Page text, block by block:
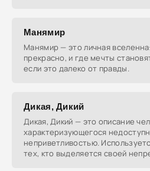
Манямир
Манямир — это личная
прекрасно, и где мечты
если это далеко от правды.
Дикая, Дикий
Дикая, Дикий — это описание
характеризующегося
неприветливостью.
тех, кто выделяется своей